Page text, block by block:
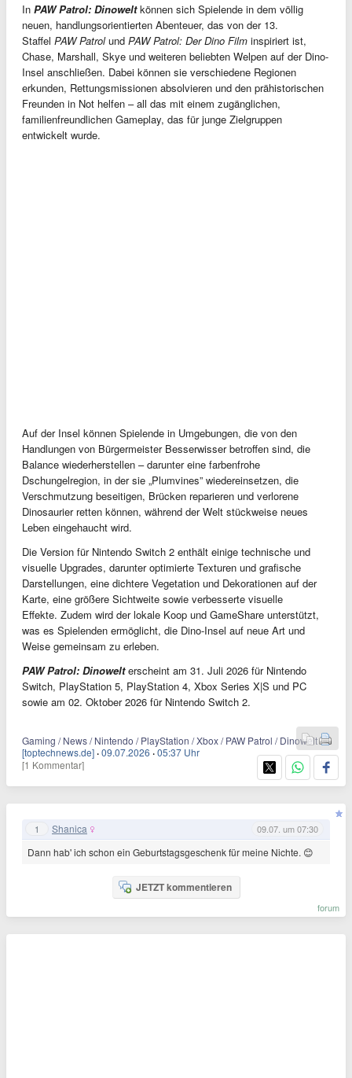
In PAW Patrol: Dinoweltkönnen sich Spielende in dem völlig
neuen, handlungsorientierten Abenteuer, das von der 13.
Staffel PAW Patrolund PAW Patrol: Der Dino Film inspiriert ist,
Chase, Marshall, Skye und weiteren beliebten Welpen auf der Dino-
Insel anschließen. Dabei können sie verschiedene Regionen
erkunden, Rettungsmissionen absolvieren und den prähistorischen
Freunden in Not helfen – all das mit einem zugänglichen,
familienfreundlichen Gameplay, das für junge Zielgruppen
entwickelt wurde.
Auf der Insel können Spielende in Umgebungen, die von den
Handlungen von Bürgermeister Besserwisser betroffen sind, die
Balance wiederherstellen – darunter eine farbenfrohe
Dschungelregion, in der sie „Plumvines” wiedereinsetzen, die
Verschmutzung beseitigen, Brücken reparieren und verlorene
Dinosaurier retten können, während der Welt stückweise neues
Leben eingehaucht wird.
Die Version für Nintendo Switch 2 enthält einige technische und
visuelle Upgrades, darunter optimierte Texturen und grafische
Darstellungen, eine dichtere Vegetation und Dekorationen auf der
Karte, eine größere Sichtweite sowie verbesserte visuelle
Effekte. Zudem wird der lokale Koop und GameShare unterstützt,
was es Spielenden ermöglicht, die Dino-Insel auf neue Art und
Weise gemeinsam zu erleben.
PAW Patrol: Dinowelterscheint am 31. Juli 2026 für Nintendo
Switch, PlayStation 5, PlayStation 4, Xbox Series X|S und PC
sowie am 02. Oktober 2026 für Nintendo Switch 2.
Gaming / News / Nintendo / PlayStation / Xbox / PAW Patrol / Dinowelt
[toptechnews.de] ·09.07.2026 ·05:37 Uhr
[1 Kommentar]
1 Shanica 09.07. um 07:30
Dann hab' ich schon ein Geburtstagsgeschenk für meine Nichte. 😊
JETZT kommentieren
forum